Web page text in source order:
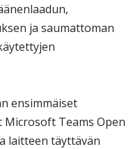
ja saumattoman
ensimmäiset
Microsoft Teams Open
laitteen täyttävän